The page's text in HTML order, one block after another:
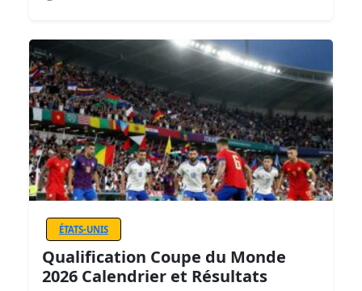
ÉTATS-UNIS
Qualification Coupe du Monde
2026 Calendrier et Résultats